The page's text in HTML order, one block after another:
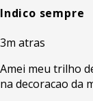
Indico sempre
3m atras
Amei meu trilho
na decoracao da